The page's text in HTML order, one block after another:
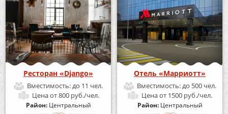
Ресторан «Django»
Вместимость:до 11 чел.
Ценаот 800 руб./чел.
Район: Центральный
Отель «Марриотт»
Вместимость:до 500 чел.
Ценаот 1500 руб./чел.
Район: Центральный